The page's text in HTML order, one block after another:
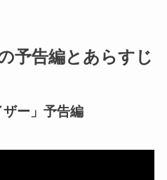
予告編とあらすじ
ザー」予告編